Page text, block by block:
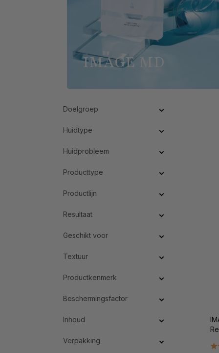
IMAGE MD
Doelgroep
Huidtype
Huidprobleem
Producttype
Productlijn
Resultaat
Geschikt voor
Textuur
Productkenmerk
Beschermingsfactor
Inhoud
Verpakking